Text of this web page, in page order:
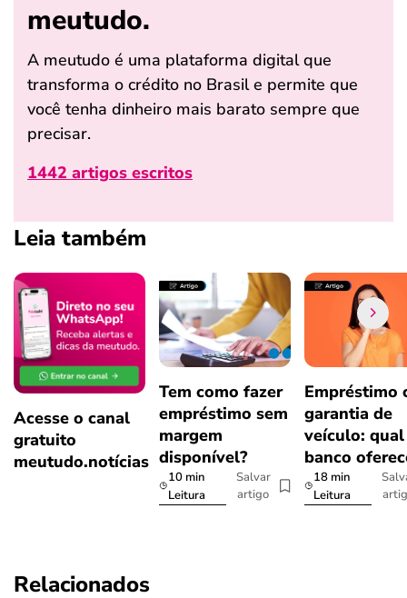
meutudo.
A meutudo é uma plataforma digital que
transforma o crédito no Brasil e permite que
você tenha dinheiro mais barato sempre que
precisar.
1442 artigos escritos
Leia também
Acesse o canal
gratuito
meutudo.notícias
Tem como fazer
empréstimo sem
margem
disponível?
10 min
Leitura
Salvar
artigo
Empréstimo
garantia de
veículo: qual
banco
18 min
Leitura
Relacionados